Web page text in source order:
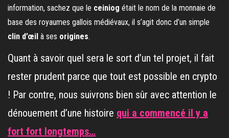
information, sachez que le ceiniog était le nom de la monnaie de
base des royaumes gallois médiévaux, il s’agit donc d’un simple
clin d’œil à ses origines.
Quant à savoir quel sera le sort d’un tel projet, il fait
rester prudent parce que tout est possible en crypto
! Par contre, nous suivrons bien sûr avec attention le
dénouement d’une histoire qui a commencé il y a
fort fort longtemps…